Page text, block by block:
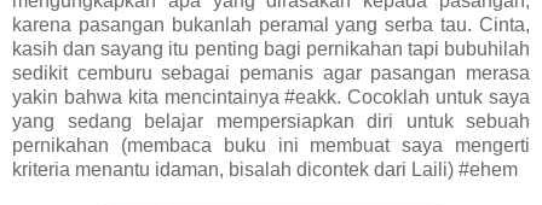
karena pasangan bukanlah peramal yang serba tau. Cinta,
kasih dan sayang itu penting bagi pernikahan tapi bubuhilah
sedikit cemburu sebagai pemanis agar pasangan merasa
yakin bahwa kita mencintainya #eakk. Cocoklah untuk saya
yang sedang belajar mempersiapkan diri untuk sebuah
pernikahan (membaca buku ini membuat saya mengerti
kriteria menantu idaman, bisalah dicontek dari Laili) #ehem